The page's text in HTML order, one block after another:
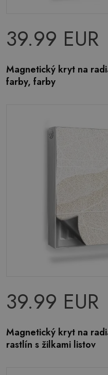
39.99 EUR
Magnetický kryt na
farby, farby
39.99 EUR
Magnetický kryt na
rastlín s žilkami listov